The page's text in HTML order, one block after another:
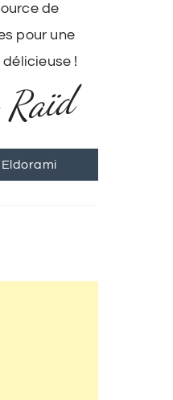
de
pour une
!